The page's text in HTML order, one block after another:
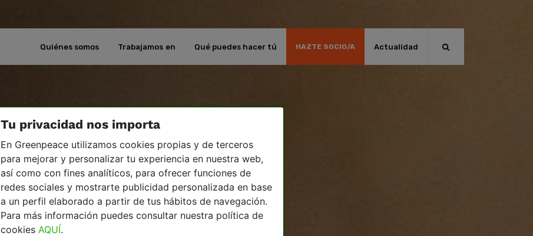
Quiénes somos Trabajamos en Qué puedes hacer tú HAZTE SOCIO/A Actualidad
Tu privacidad nos importa
En Greenpeace utilizamos cookies propias y de terceros
para mejorar y personalizar tu experiencia en nuestra web,
así como con fines analíticos, para ofrecer funciones de
redes sociales y mostrarte publicidad personalizada en base
a un perfil elaborado a partir de tus hábitos de navegación.
Para más información puedes consultar nuestra política de
cookies AQUÍ.